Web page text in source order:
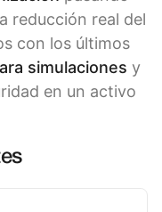
reducción real del
con los últimos
simulaciones y
en un activo